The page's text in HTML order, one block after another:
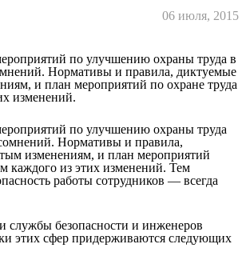
06 июля, 2015
по улучшению охраны труда в
Нормативы и правила, диктуемые
и план мероприятий по охране труда
изменений.
по улучшению охраны труда
Нормативы и правила,
изменениям, и план мероприятий
каждого из этих изменений. Тем
работы сотрудников — всегда
службы безопасности и инженеров
этих сфер придерживаются следующих